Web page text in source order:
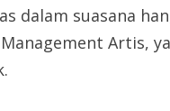
dalam suasana
Artis,